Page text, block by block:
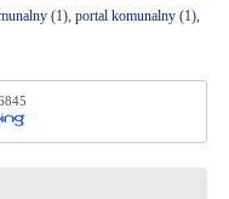
(1), portal komunalny(1),